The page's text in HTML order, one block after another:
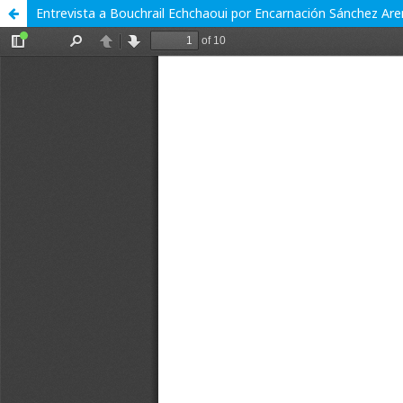
Entrevista a Bouchrail Echchaoui por Encarnación Sánchez